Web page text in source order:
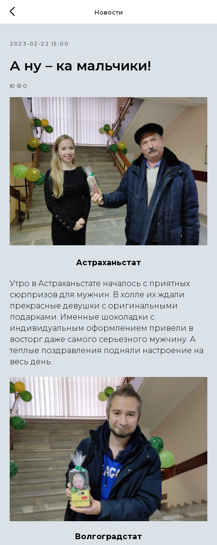
Новости
2023-02-22 15:00
А ну – ка мальчики!
ЮФО
Астраханьстат
Утро в Астраханьстате началось с приятных
сюрпризов для мужчин. В холле их ждали
прекрасные девушки с оригинальными
подарками. Именные шоколадки с
индивидуальным оформлением привели в
восторг даже самого серьезного мужчину. А
теплые поздравления подняли настроение на
весь день.
Волгоградстат